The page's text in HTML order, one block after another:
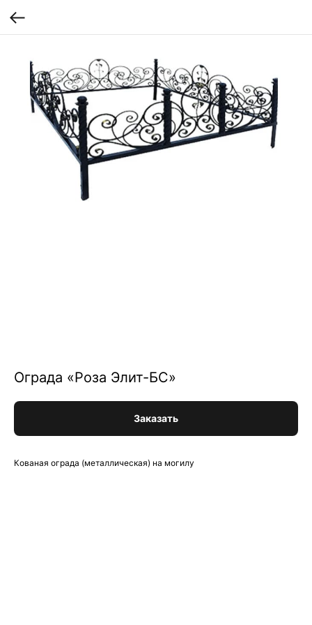
Ограда «Роза Элит-БС»
Заказать
Кованая ограда (металлическая) на могилу